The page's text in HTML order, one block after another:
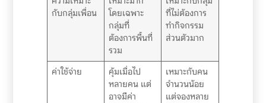
กับกลุ่มเพื่อน
โดยเฉพาะ
กลุ่มที่
ต้องการพื้นที่
รวม
ที่ไม่ต้องการ
ทำกิจกรรม
ส่วนตัวมาก
ค่าใช้จ่าย
คุ้มเมื่อไป
หลายคน แต่
อาจมีค่า
เหมาะกับคน
จำนวนน้อย
แต่จองหลาย